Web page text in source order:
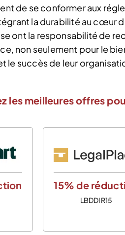
de se conformer aux
la durabilité au cœur
ont la responsabilité de
non seulement pour le
le succès de leur
les meilleures offres
15% de
LBDDIR15